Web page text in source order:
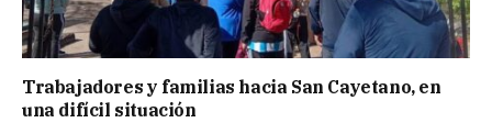
Trabajadores y familias hacia San Cayetano, en
una difícil situación